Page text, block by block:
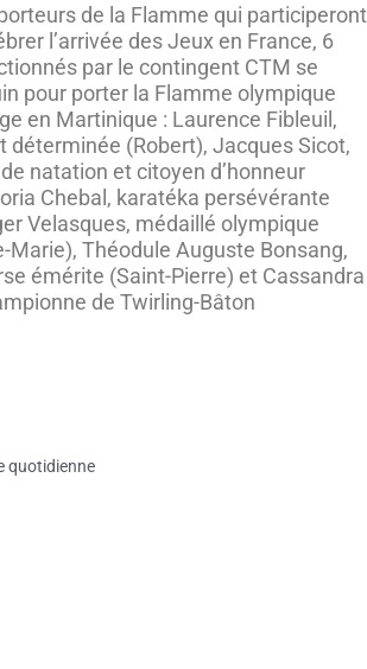
de la Flamme qui participeront
l’arrivée des Jeux en France, 6
par le contingent CTM se
pour porter la Flamme olympique
en Martinique : Laurence Fibleuil,
déterminée (Robert), Jacques Sicot,
natation et citoyen d’honneur
Chebal, karatéka persévérante
Velasques, médaillé olympique
Marie), Théodule Auguste Bonsang,
émérite (Saint-Pierre) et Cassandra
de Twirling-Bâton
quotidienne